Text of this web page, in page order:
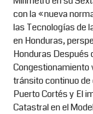
con la «nueva
las Tecnologías de
en Honduras,
Honduras Después
Congestionamiento
tránsito continuo
Puerto Cortés y El
Catastral en el